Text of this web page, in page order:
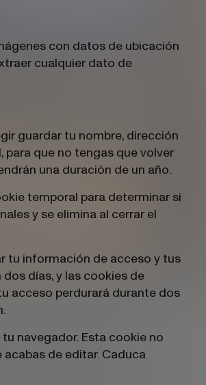
con datos de ubicación
cualquier dato de
guardar tu nombre, dirección
que no tengas que volver
una duración de un año.
temporal para determinar si
y se elimina al cerrar el
tu información de acceso y tus
días, y las cookies de
acceso perdurará durante dos
navegador. Esta cookie no
de editar. Caduca